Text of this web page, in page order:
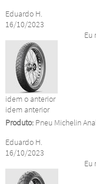
Eduardo H.
16/10/2023
Eu
idem o anterior
idem anterior
Produto:Pneu Michelin
Eduardo H.
16/10/2023
Eu